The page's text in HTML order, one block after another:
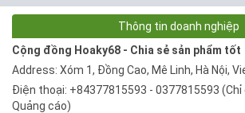
Thông tin doanh nghiệp
Cộng đồng Hoaky68 - Chia sẻ sản phẩm tốt
Address: Xóm 1, Đồng Cao, Mê Linh, Hà Nội,
Điện thoại: +84377815593 - 0377815593
Quảng cáo)